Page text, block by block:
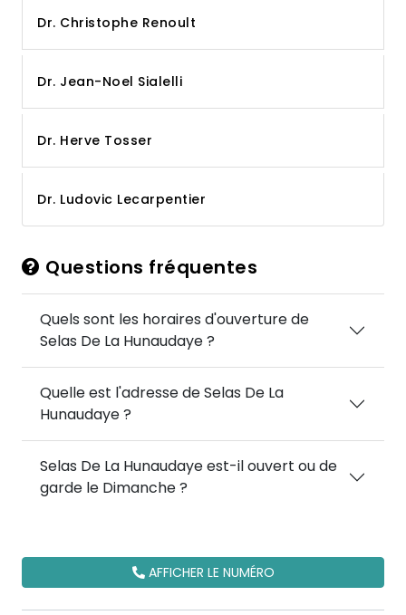
Dr. Christophe Renoult
Dr. Jean-Noel Sialelli
Dr. Herve Tosser
Dr. Ludovic Lecarpentier
Questions fréquentes
Quels sont les horaires d'ouverture de
Selas De La Hunaudaye ?
Quelle est l'adresse de Selas De La
Hunaudaye ?
Selas De La Hunaudaye est-il ouvert ou de
garde le Dimanche ?
AFFICHER LE NUMÉRO